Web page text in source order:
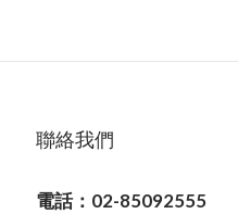
聯絡我們
電話：02-85092555